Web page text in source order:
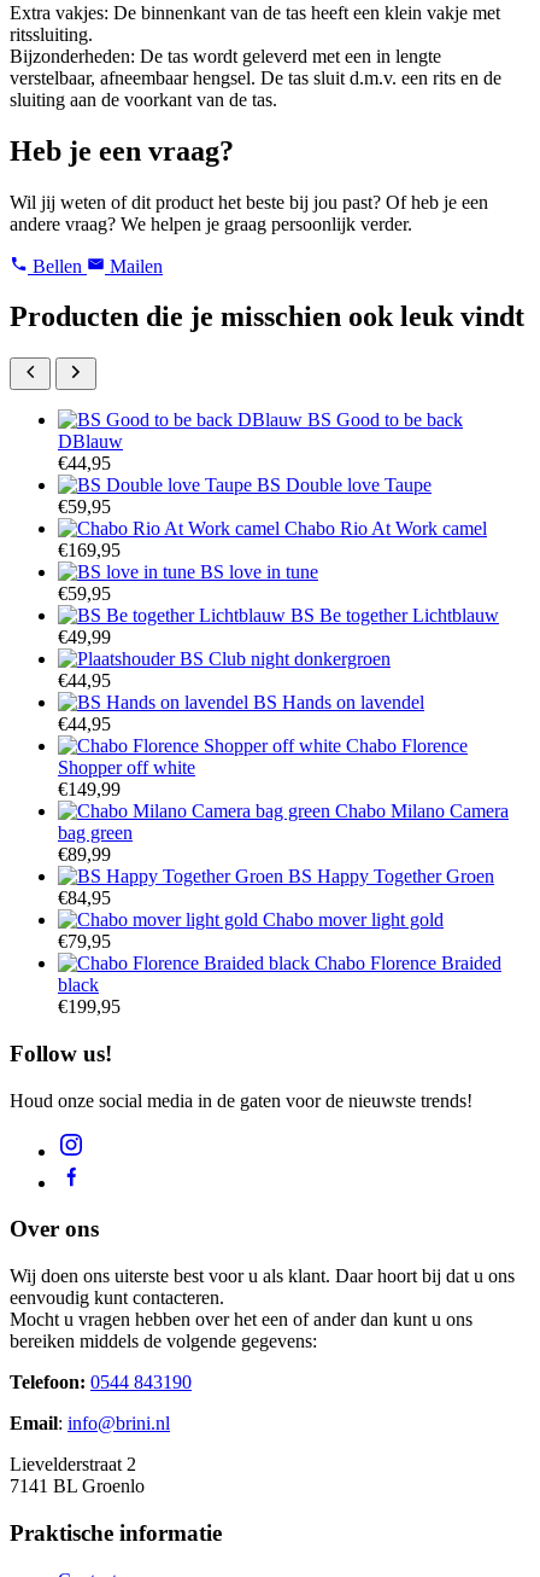
Extra vakjes: De binnenkant van de tas heeft een klein vakje met
ritssluiting.
Bijzonderheden: De tas wordt geleverd met een in lengte
verstelbaar, afneembaar hengsel. De tas sluit d.m.v. een rits en de
sluiting aan de voorkant van de tas.
Heb je een vraag?
Wil jij weten of dit product het beste bij jou past? Of heb je een
andere vraag? We helpen je graag persoonlijk verder.
Bellen Mailen
Producten die je misschien ook leuk vindt
BS Good to be back
DBlauw
€44,95
BS Double love Taupe
€59,95
Chabo Rio At Work camel
€169,95
BS love in tune
€59,95
BS Be together Lichtblauw
€49,99
BS Club night donkergroen
€44,95
BS Hands on lavendel
€44,95
Chabo Florence
Shopper off white
€149,99
Chabo Milano Camera
bag green
€89,99
BS Happy Together Groen
€84,95
Chabo mover light gold
€79,95
Chabo Florence Braided
black
€199,95
Follow us!
Houd onze social media in de gaten voor de nieuwste trends!
Over ons
Wij doen ons uiterste best voor u als klant. Daar hoort bij dat u ons
eenvoudig kunt contacteren.
Mocht u vragen hebben over het een of ander dan kunt u ons
bereiken middels de volgende gegevens:
Telefoon: 0544 843190
Email: info@brini.nl
Lievelderstraat 2
7141 BL Groenlo
Praktische informatie